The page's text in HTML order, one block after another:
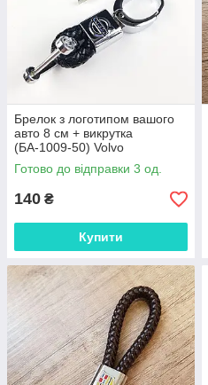
Брелок з логотипом вашого
авто 8 см + викрутка
(БА-1009-50) Volvo
Готово до відправки 3 од.
140 ₴
Купити